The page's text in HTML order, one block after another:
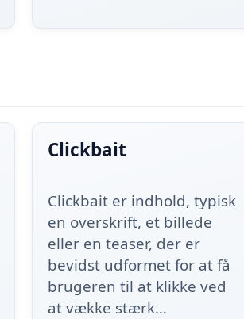
Clickbait
Clickbait er indhold, typisk
en overskrift, et billede
eller en teaser, der er
bevidst udformet for at få
brugeren til at klikke ved
at vække stærk…